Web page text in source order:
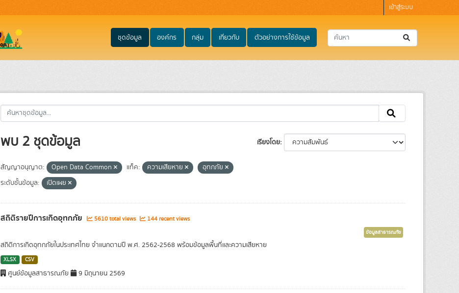
เข้าสู่ระบบ
ชุดข้อมูล องค์กร กลุ่ม เกี่ยวกับ ตัวอย่างการใช้ข้อมูล
เรียงโดย
พบ 2 ชุดข้อมูล
สัญญาอนุญาต: Open Data Common แท็ค: ความเสียหาย
อุทกภัย
ระดับชั้นข้อมูล:
เปิดเผย
สถิติรายปีการเกิดอุทกภัย 5610 total views 144 recent views
ข้อมูลสาธารณภัย
สถิติการเกิดอุทกภัยในประเทศไทย จำแนกตามปี พ.ศ. 2562-2568 พร้อมข้อมูลพื้นที่และความเสียหาย
XLSX CSV
ศูนย์ข้อมูลสาธารณภัย 9 มิถุนายน 2569